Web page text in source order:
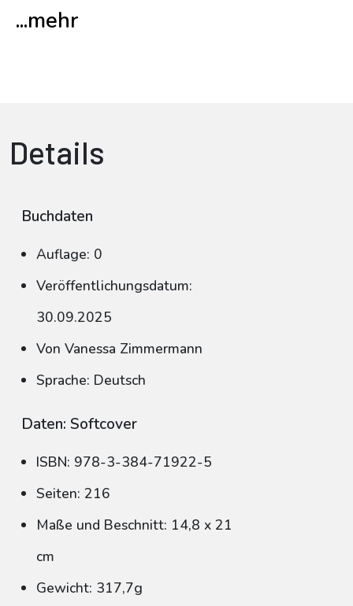
...mehr
Details
Buchdaten
Auflage: 0
Veröffentlichungsdatum:
30.09.2025
Von Vanessa Zimmermann
Sprache: Deutsch
Daten: Softcover
ISBN: 978-3-384-71922-5
Seiten: 216
Maße und Beschnitt: 14,8 x 21
cm
Gewicht: 317,7g